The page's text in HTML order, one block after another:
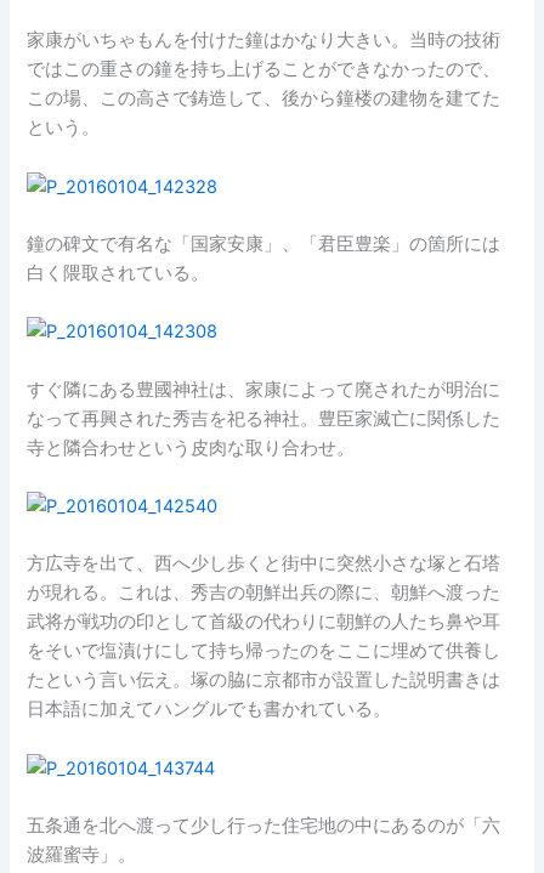
家康がいちゃもんを付けた鐘はかなり大きい。当時の技術
ではこの重さの鐘を持ち上げることができなかったので、
この場、この高さで鋳造して、後から鐘楼の建物を建てた
という。
鐘の碑文で有名な「国家安康」、「君臣豊楽」の箇所には
白く隈取されている。
すぐ隣にある豊國神社は、家康によって廃されたが明治に
なって再興された秀吉を祀る神社。豊臣家滅亡に関係した
寺と隣合わせという皮肉な取り合わせ。
方広寺を出て、西へ少し歩くと街中に突然小さな塚と石塔
が現れる。これは、秀吉の朝鮮出兵の際に、朝鮮へ渡った
武将が戦功の印として首級の代わりに朝鮮の人たち鼻や耳
をそいで塩漬けにして持ち帰ったのをここに埋めて供養し
たという言い伝え。塚の脇に京都市が設置した説明書きは
日本語に加えてハングルでも書かれている。
五条通を北へ渡って少し行った住宅地の中にあるのが「六
波羅蜜寺」。